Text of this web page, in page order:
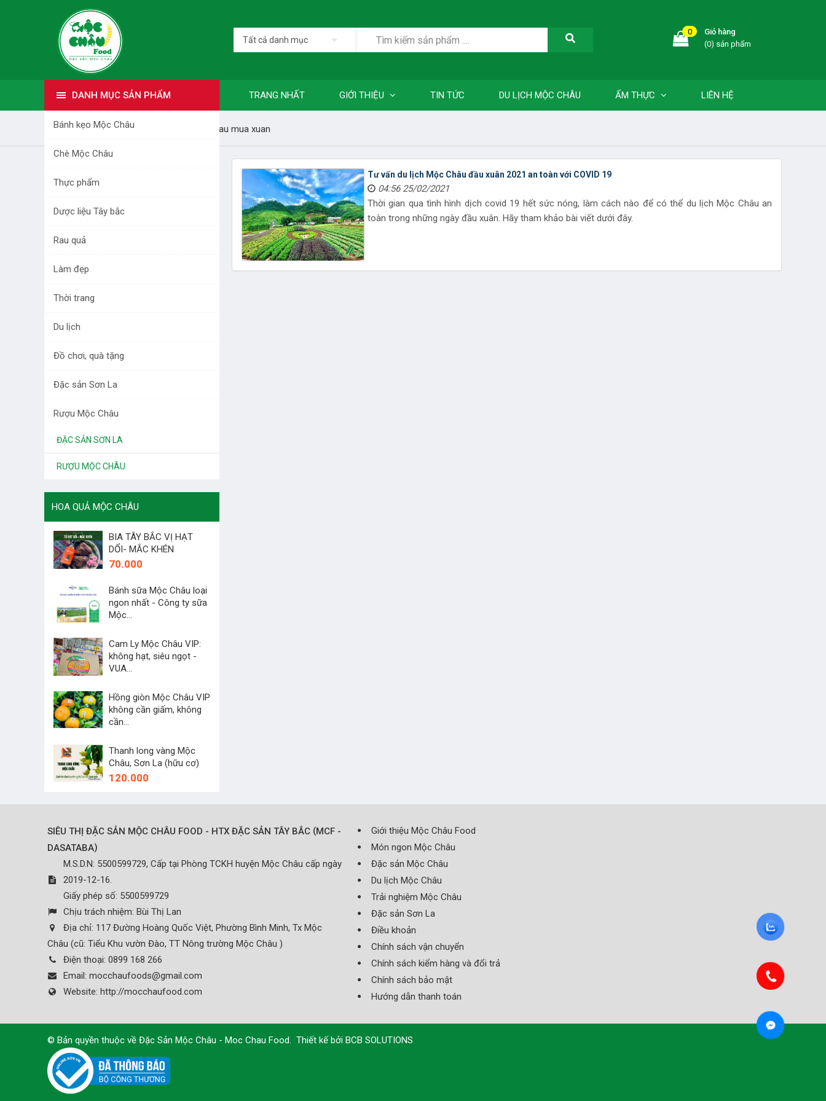
Tất cả danh mục
0
Giỏ hàng
(0) sản phẩm
DANH MỤC SẢN PHẨM
Bánh kẹo Mộc Châu
Chè Mộc Châu
Thực phẩm
Dược liệu Tây bắc
Rau quả
Làm đẹp
Thời trang
Du lịch
Đồ chơi, quà tặng
Đặc sản Sơn La
Rượu Mộc Châu
TRANG NHẤT GIỚI THIỆU TIN TỨC DU LỊCH MỘC CHÂU ẨM THỰC LIÊN HỆ
Trang nhất Bài viết Du lich moc chau mua xuan
Tư vấn du lịch Mộc Châu đầu xuân 2021 an toàn với COVID 19
04:56 25/02/2021
Thời gian qua tình hình dịch covid 19 hết sức nóng, làm cách nào để có thể du lịch Mộc Châu an
toàn trong những ngày đầu xuân. Hãy tham khảo bài viết dưới đây.
LÀM ĐẸP
THỜI TRANG
DU LỊCH
ĐỒ CHƠI, QUÀ TẶNG
ĐẶC SẢN SƠN LA
RƯỢU MỘC CHÂU
HOA QUẢ MỘC CHÂU
BIA TÂY BẮC VỊ HẠT
DỔI- MẮC KHÉN
70.000
Bánh sữa Mộc Châu loại
ngon nhất - Công ty sữa
Mộc...
Cam Ly Mộc Châu VIP:
không hạt, siêu ngọt -
VUA...
Hồng giòn Mộc Châu VIP
không cần giấm, không
cần...
Thanh long vàng Mộc
Châu, Sơn La (hữu cơ)
120.000
SIÊU THỊ ĐẶC SẢN MỘC CHÂU FOOD - HTX ĐẶC SẢN TÂY BẮC (MCF -
DASATABA)
M.S.D.N: 5500599729, Cấp tại Phòng TCKH huyện Mộc Châu cấp ngày
2019-12-16.
Giấy phép số: 5500599729
Chịu trách nhiệm: Bùi Thị Lan
Địa chỉ: 117 Đường Hoàng Quốc Việt, Phường Bình Minh, Tx Mộc
Châu (cũ: Tiểu Khu vườn Đào, TT Nông trường Mộc Châu )
Điện thoại: 0899 168 266
Email: mocchaufoods@gmail.com
Website: http://mocchaufood.com
Giới thiệu Mộc Châu Food
Món ngon Mộc Châu
Đặc sản Mộc Châu
Du lịch Mộc Châu
Trải nghiệm Mộc Châu
Đặc sản Sơn La
Điều khoản
Chính sách vận chuyển
Chính sách kiểm hàng và đổi trả
Chính sách bảo mật
Hướng dẫn thanh toán
© Bản quyền thuộc về Đặc Sản Mộc Châu - Moc Chau Food. Thiết kế bởi BCB SOLUTIONS